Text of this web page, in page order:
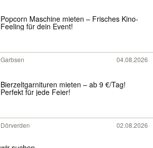
Popcorn Maschine mieten – Frisches Kino-
Feeling für dein Event!
Garbsen 04.08.2026
Bierzeltgarnituren mieten – ab 9 €/Tag!
Perfekt für jede Feier!
Dörverden 02.08.2026